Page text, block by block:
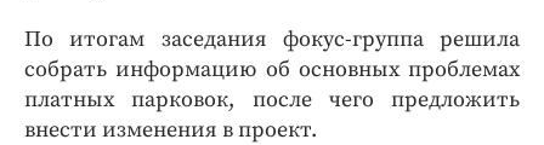
По итогам заседания фокус-группа решила
собрать информацию об основных проблемах
платных парковок, после чего предложить
внести изменения в проект.